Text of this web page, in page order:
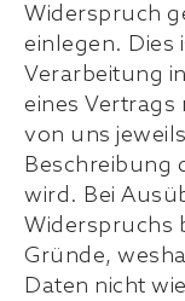
Widerspruch
einlegen. Dies
Verarbeitung
eines
von uns
Beschreibung
wird. Bei
Widerspruchs
Gründe,
Daten nicht